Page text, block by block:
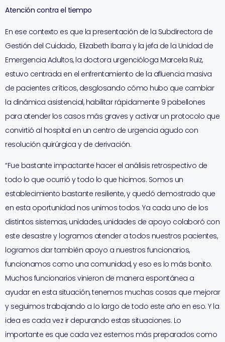
Atención contra el tiempo
En ese contexto es que la presentación de la Subdirectora de
Gestión del Cuidado, Elizabeth Ibarra y la jefa de la Unidad de
Emergencia Adultos, la doctora urgencióloga Marcela Ruiz,
estuvo centrada en el enfrentamiento de la afluencia masiva
de pacientes críticos, desglosando cómo hubo que cambiar
la dinámica asistencial, habilitar rápidamente 9 pabellones
para atender los casos más graves y activar un protocolo que
convirtió al hospital en un centro de urgencia agudo con
resolución quirúrgica y de derivación.
“Fue bastante impactante hacer el análisis retrospectivo de
todo lo que ocurrió y todo lo que hicimos. Somos un
establecimiento bastante resiliente, y quedó demostrado que
en esta oportunidad nos unimos todos. Ya cada uno de los
distintos sistemas, unidades, unidades de apoyo colaboró con
este desastre y logramos atender a todos nuestros pacientes,
logramos dar también apoyo a nuestros funcionarios,
funcionamos como una comunidad, y eso es lo más bonito.
Muchos funcionarios vinieron de manera espontánea a
ayudar en esta situación, tenemos muchas cosas que mejorar
y seguimos trabajando a lo largo de todo este año en eso. Y la
idea es cada vez ir depurando estas situaciones. Lo
importante es que cada vez estemos más preparados como